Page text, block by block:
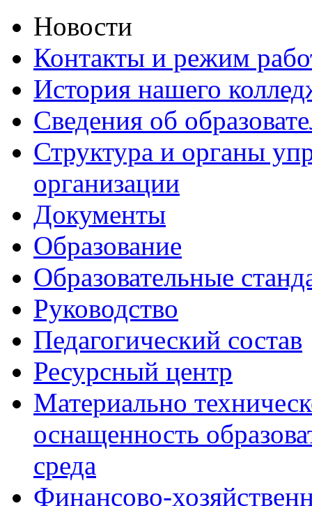
Новости
Контакты и режим
История нашего
Сведения об
Структура и органы
организации
Документы
Образование
Образовательные
Руководство
Педагогический состав
Ресурсный центр
Материально
оснащенность
среда
Финансово-